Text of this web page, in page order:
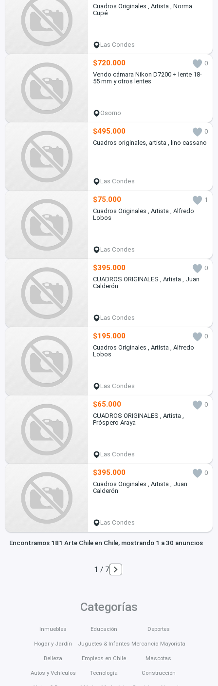
Cuadros Originales , Artista , Norma
Cupé
Las Condes
$720.000
0
Vendo cámara Nikon D7200 + lente 18-
55 mm y otros lentes
Osorno
$495.000
0
Cuadros originales, artista , lino cassano
Las Condes
$75.000
1
Cuadros Originales , Artista , Alfredo
Lobos
Las Condes
$395.000
0
CUADROS ORIGINALES , Artista , Juan
Calderón
Las Condes
$195.000
0
Cuadros Originales , Artista , Alfredo
Lobos
Las Condes
$65.000
0
CUADROS ORIGINALES , Artista ,
Próspero Araya
Las Condes
$395.000
0
Cuadros Originales , Artista , Juan
Calderón
Las Condes
Encontramos 181 Arte Chile en Chile, mostrando 1 a 30 anuncios
1 / 7
Categorías
Inmuebles
Hogar y Jardín
Belleza
Autos y Vehículos
Educación
Juguetes & Infantes
Empleos en Chile
Tecnología
Deportes
Mercancía Mayorista
Mascotas
Construcción